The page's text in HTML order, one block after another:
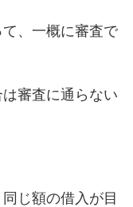
、一概に審査で
審査に通らない
じ額の借入が目